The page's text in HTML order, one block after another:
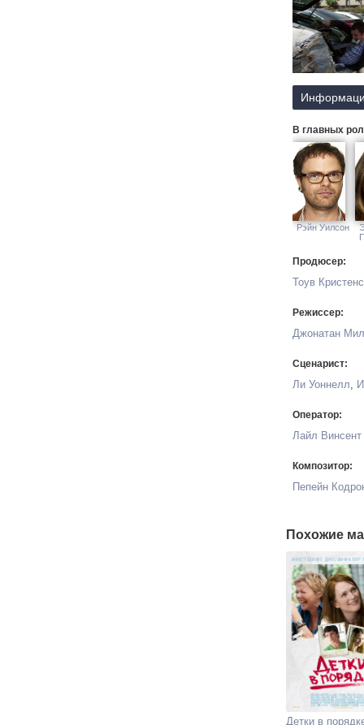
В главных
Рэйн Уилсон
Продюсер:
Тоув
Режиссер:
Джонатан
Сценарист:
Ли Уоннелл,
Оператор:
Лайл Винсент
Композитор:
Пепейн
Похожие
Детки в